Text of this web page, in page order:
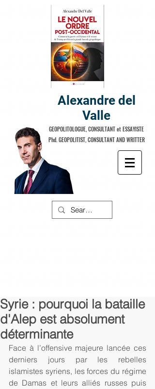
Alexandre del
Valle
GEOPOLITOLOGUE, CONSULTANT et ESSAYISTE
Phd. GEOPOLITIST, CONSULTANT AND WRITTER
Syrie : pourquoi la bataille
d'Alep est absolument
déterminante
Face à l’offensive majeure lancée ces
derniers jours par les rebelles
islamistes syriens, les forces du régime
de Damas et leurs alliés russes puis